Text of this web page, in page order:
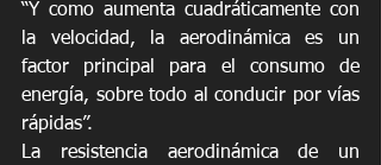
“Y como aumenta cuadráticamente con
la velocidad, la aerodinámica es un
factor principal para el consumo de
energía, sobre todo al conducir por vías
rápidas”.
La resistencia aerodinámica de un